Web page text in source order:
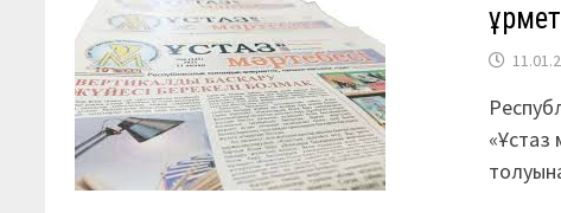
«Ұстаз